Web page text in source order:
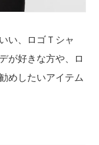
い、ロゴＴシャ
が好きな方や、ロ
めしたいアイテム